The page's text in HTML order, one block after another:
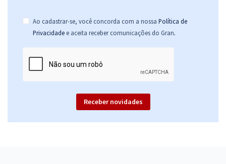
Ao cadastrar-se, você concorda com a nossa Política de
Privacidade e aceita receber comunicações do Gran.
Receber novidades